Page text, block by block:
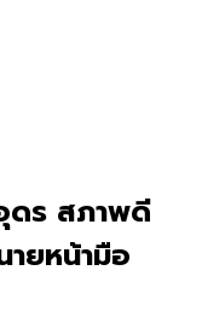
ดร สภาพดี
ายหน้ามือ